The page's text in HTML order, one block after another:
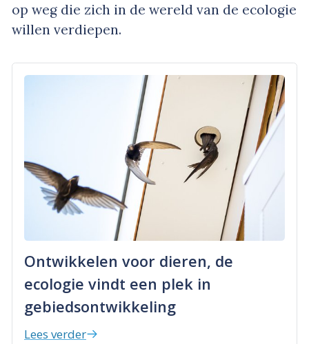
op weg die zich in de wereld van de ecologie
willen verdiepen.
Ontwikkelen voor dieren, de
ecologie vindt een plek in
gebiedsontwikkeling
Lees verder